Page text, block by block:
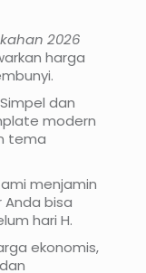
2026
harga
dan
modern
tema
menjamin
bisa
hari H.
ekonomis,